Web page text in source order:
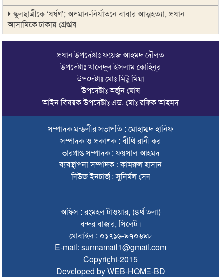
স্কুলছাত্রীকে ‘ধর্ষণ’; অপমান-নির্যাতনে বাবার আত্মহত্যা, প্রধান
আসামিকে ঢাকায় গ্রেপ্তার
সালমান শাহ হত্যা মামলায় ডন গ্রেপ্তার
সালমান শাহ হত্যা: শাবনূরের জড়িত থাকার দাবি রাজসাক্ষীর, মুখ
চোরাচালানের আসামিকে ছাড়াতে না পেরে পুলিশের বিরুদ্ধে অপপ্রচার
সেই দুই বাসের রেজিস্ট্রেশন বাতিল, চালক-মালিকদের হাজিরের নির্দেশ
এক মাসে সিলেটের সড়কে ঝরল ৩১ প্রাণ
সুনামগঞ্জে ভাইকে বাঁচাতে গিয়ে প্রাণ গেল বোনেরও
সিলেটে আইসিইউ না পেয়ে হামে আক্রান্ত শিশু মৃত্যুর অভিযোগ
সিলেটে বাস দুর্ঘটনায় মৃতদের পরিবার পাবে ৫ লাখ টাকা
ঠাকুরগাঁওয়ে মোটরসাইকেল দুর্ঘটনায় পথচারীসহ ২ জনের মৃত্যু
আরেক অনলাইন ক্যাসিনো পরিচালনাকারীকে গ্রেপ্তার করেছে ডিবি
সিলেটে দুই বাসের মুখোমুখি সংঘর্ষে শিশুসহ ৯ জনের মৃত্যু
প্রধান উপদেষ্টাঃ ফয়েজ আহমদ দৌলত
উপদেষ্টাঃ খালেদুল ইসলাম কোহিনূর
উপদেষ্টাঃ মোঃ মিটু মিয়া
উপদেষ্টাঃ অর্জুন ঘোষ
আইন বিষয়ক উপদেষ্টাঃ এড. মোঃ রফিক আহমদ
সম্পাদক মন্ডলীর সভাপতি : মোহাম্মদ হানিফ
সম্পাদক ও প্রকাশক : বীথি রানী কর
ভারপ্রাপ্ত সম্পাদক : ফয়সাল আহমদ
ব্যবস্থাপনা সম্পাদক : কামরুল হাসান
নিউজ ইনচার্জ : সুনির্মল সেন
অফিস : রংমহল টাওয়ার, (৪র্থ তলা)
বন্দর বাজার, সিলেট।
মোবাইল : ০১৭১৬-৯৭০৬৯৮
E-mail: surmamail1@gmail.com
Copyright-2015
Developed by WEB-HOME-BD